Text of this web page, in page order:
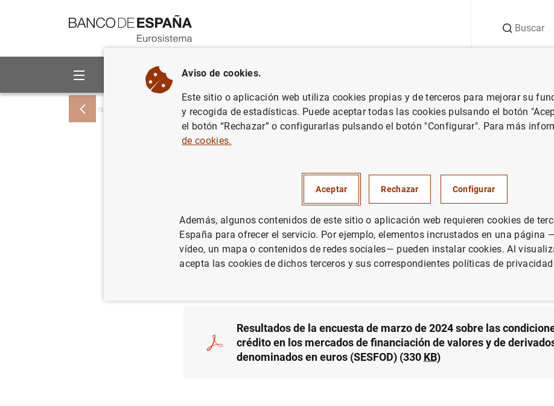
Sobre el Banco Áreas de actuación
Inicio Noticias y eventos Noticias del Banco Central Europeo Notas de prensa del Banco Central Europeo
sobre las condiciones de crédito en los
mercados de financiación de valores y de
derivados OTC denominados en euros
12/04/2024 MERCADOS FINANCIEROS
Resultados de la encuesta de marzo de 2024 sobre las
crédito en los mercados de financiación de valores y de
denominados en euros (SESFOD) (330 KB)
Aviso de cookies.
Este sitio o aplicación web utiliza cookies propias y de terceros para mejorar su
y recogida de estadísticas. Puede aceptar todas las cookies pulsando el botón
el botón “Rechazar” o configurarlas pulsando el botón "Configurar". Para más
de cookies.
Aceptar Rechazar Configurar
Además, algunos contenidos de este sitio o aplicación web requieren cookies de
España para ofrecer el servicio. Por ejemplo, elementos incrustados en una página
vídeo, un mapa o contenidos de redes sociales— pueden instalar cookies. Al
acepta las cookies de dichos terceros y sus correspondientes políticas de